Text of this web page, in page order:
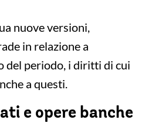
nuove versioni,
in relazione a
del periodo, i diritti di cui
a questi.
e opere banche